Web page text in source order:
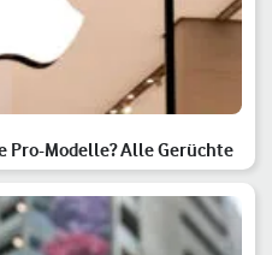
Pro-Modelle? Alle Gerüchte